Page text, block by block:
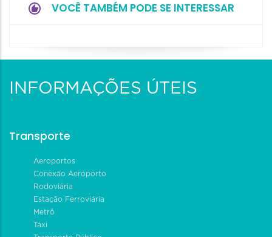
VOCÊ TAMBÉM PODE SE INTERESSAR
INFORMAÇÕES ÚTEIS
Transporte
Aeroportos
Conexão Aeroporto
Rodoviária
Estação Ferroviária
Metrô
Táxi